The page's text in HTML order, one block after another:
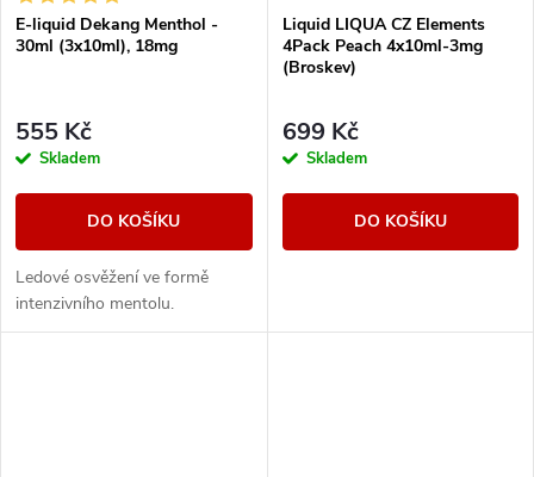
E-liquid Dekang Menthol -
30ml (3x10ml), 18mg
555 Kč
Skladem
DO KOŠÍKU
Ledové osvěžení ve formě
intenzivního mentolu.
Liquid LIQUA CZ Elements
4Pack Peach 4x10ml-3mg
(Broskev)
699 Kč
Skladem
DO KOŠÍKU